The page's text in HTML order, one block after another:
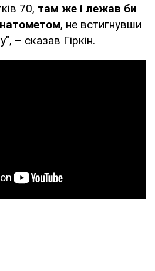
70, там же і лежав би
, не встигнувши
– сказав Гіркін.